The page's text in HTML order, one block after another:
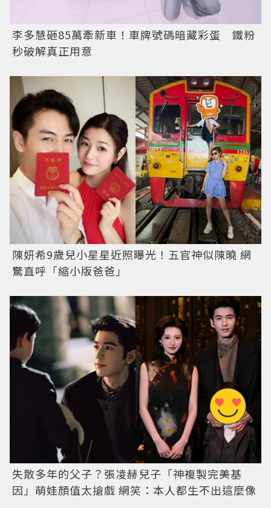
李多慧砸85萬牽新車！車牌號碼暗藏彩蛋 鐵粉
秒破解真正用意
陳妍希9歲兒小星星近照曝光！五官神似陳曉 網
驚直呼「縮小版爸爸」
失散多年的父子？張凌赫兒子「神複製完美基
因」萌娃顏值太搶戲 網笑：本人都生不出這麼像